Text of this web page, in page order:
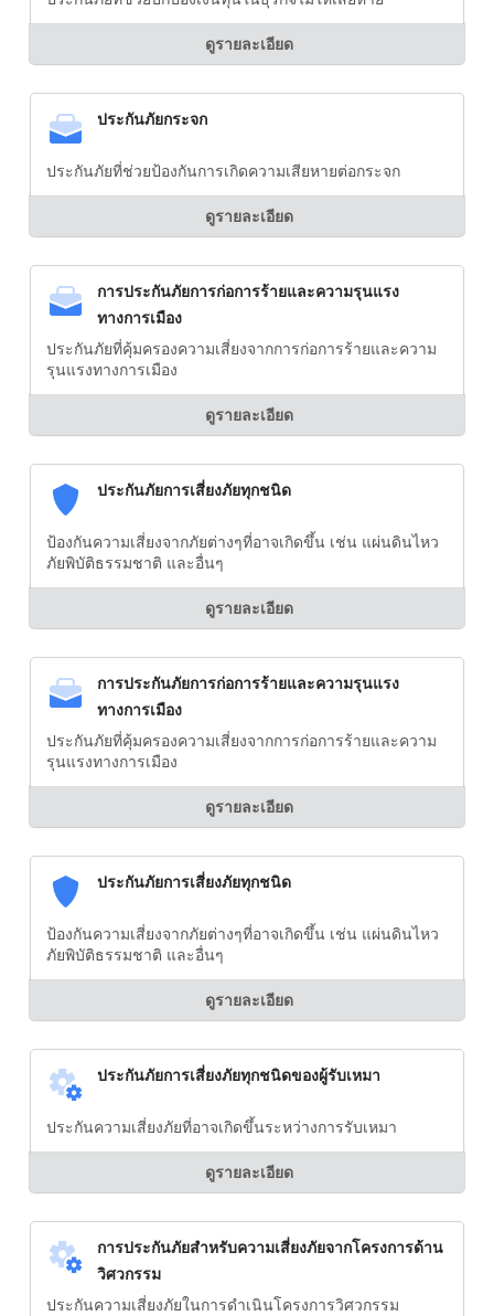
ดูรายละเอียด
ประกันภัยกระจก
ประกันภัยที่ช่วยป้องกันการเกิดความเสียหายต่อกระจก
ดูรายละเอียด
การประกันภัยการก่อการร้ายและความรุนแรง
ทางการเมือง
ประกันภัยที่คุ้มครองความเสี่ยงจากการก่อการร้ายและความ
รุนแรงทางการเมือง
ดูรายละเอียด
ประกันภัยการเสี่ยงภัยทุกชนิด
ป้องกันความเสี่ยงจากภัยต่างๆที่อาจเกิดขึ้น เช่น แผ่นดินไหว
ภัยพิบัติธรรมชาติ และอื่นๆ
ดูรายละเอียด
การประกันภัยการก่อการร้ายและความรุนแรง
ทางการเมือง
ประกันภัยที่คุ้มครองความเสี่ยงจากการก่อการร้ายและความ
รุนแรงทางการเมือง
ดูรายละเอียด
ประกันภัยการเสี่ยงภัยทุกชนิด
ป้องกันความเสี่ยงจากภัยต่างๆที่อาจเกิดขึ้น เช่น แผ่นดินไหว
ภัยพิบัติธรรมชาติ และอื่นๆ
ดูรายละเอียด
ประกันภัยการเสี่ยงภัยทุกชนิดของผู้รับเหมา
ประกันความเสี่ยงภัยที่อาจเกิดขึ้นระหว่างการรับเหมา
ดูรายละเอียด
การประกันภัยสำหรับความเสี่ยงภัยจากโครงการด้าน
วิศวกรรม
ประกันความเสี่ยงภัยในการดำเนินโครงการวิศวกรรม